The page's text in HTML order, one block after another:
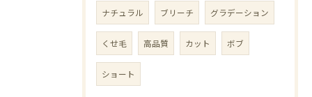
ナチュラル ブリーチ グラデーション
くせ毛 高品質 カット ボブ
ショート